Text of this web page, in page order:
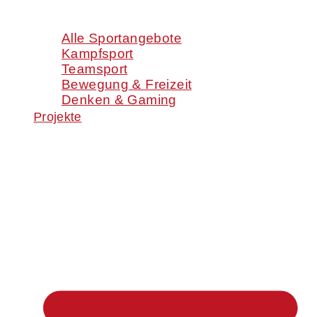
Alle Sportangebote
Kampfsport
Teamsport
Bewegung & Freizeit
Denken & Gaming
Projekte